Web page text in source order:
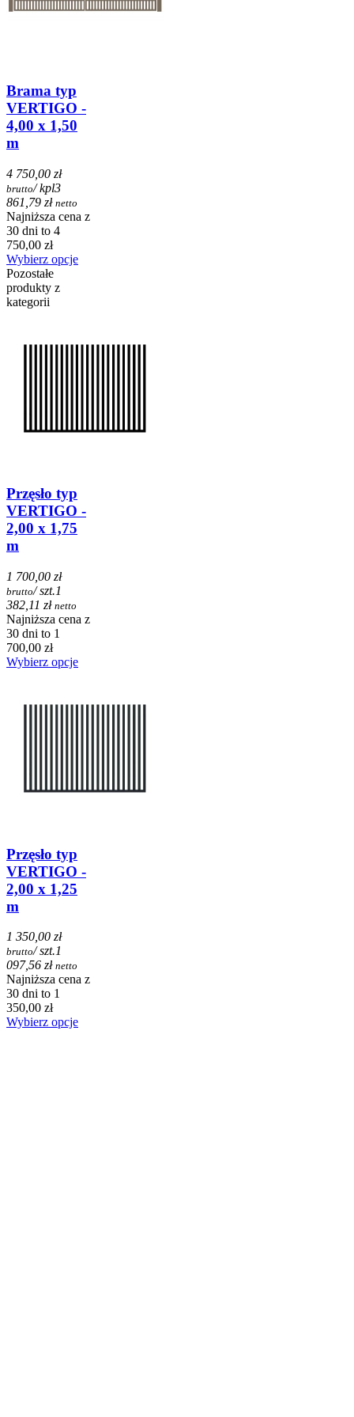
Brama typ
VERTIGO -
4,00 x 1,50
m
4 750,00 zł
brutto/ kpl3
861,79 zł netto
Najniższa cena z
30 dni to 4
750,00 zł
Wybierz opcje
Pozostałe
produkty z
kategorii
Przęsło typ
VERTIGO -
2,00 x 1,75
m
1 700,00 zł
brutto/ szt.1
382,11 zł netto
Najniższa cena z
30 dni to 1
700,00 zł
Wybierz opcje
Przęsło typ
VERTIGO -
2,00 x 1,25
m
1 350,00 zł
brutto/ szt.1
097,56 zł netto
Najniższa cena z
30 dni to 1
350,00 zł
Wybierz opcje